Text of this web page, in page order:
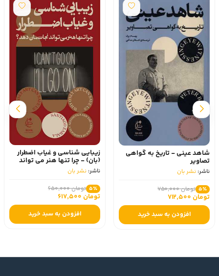
شاهد عینی - تاریخ به گواهی
تصاویر
ناشر: نشر بان
5٪ تومان 750,000
تومان 712,500
افزودن به سبد خرید
زیبایی شناسی و غیاب اضطرار
(بان) - چرا تنها هنر می تواند
نجاتمان دهد؟
ناشر: نشر بان
5٪ تومان 650,000
تومان 617,500
افزودن به سبد خرید